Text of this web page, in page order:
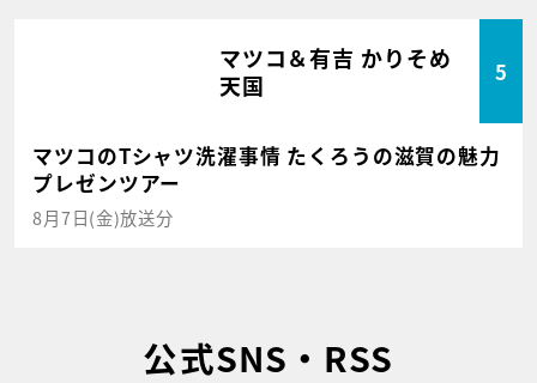
マツコ＆有吉 かりそめ
天国
5
マツコのTシャツ洗濯事情 たくろうの滋賀の魅力
プレゼンツアー
8月7日(金)放送分
公式SNS・RSS